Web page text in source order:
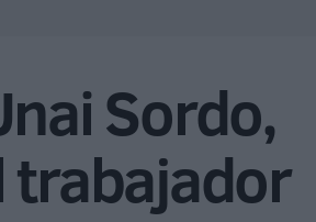
Sordo,
trabajador